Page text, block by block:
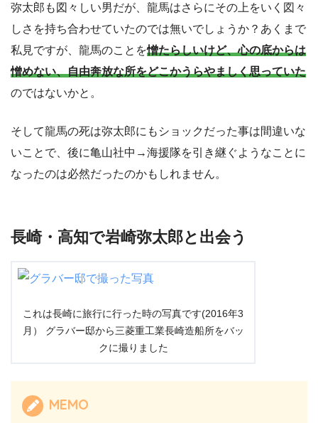
弥太郎も図々しい男だが、龍馬はさらにその上をいく図々
しさを持ち合わせていたのでは無いでしょうか？あくまで
私見ですが、龍馬のことを憎たらしいけど、心の底からは
憎めない、自由奔放な所をどこかうらやましく思っていた
のではないかと。
そして龍馬の死は弥太郎にもショックだった事は間違いな
いことで、後に亀山社中→海援隊を引き継ぐようなことに
なったのは必然だったのかもしれません。
長崎・高知で岩崎弥太郎と出会う
これは長崎に旅行に行った時の写真です(2016年3
月） グラバー邸から三菱重工業長崎造船所をバッ
クに撮りました
MEMO